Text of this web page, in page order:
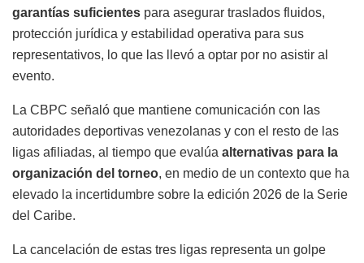
garantías suficientes para asegurar traslados fluidos,
protección jurídica y estabilidad operativa para sus
representativos, lo que las llevó a optar por no asistir al
evento.
La CBPC señaló que mantiene comunicación con las
autoridades deportivas venezolanas y con el resto de las
ligas afiliadas, al tiempo que evalúa alternativas para la
organización del torneo, en medio de un contexto que ha
elevado la incertidumbre sobre la edición 2026 de la Serie
del Caribe.
La cancelación de estas tres ligas representa un golpe